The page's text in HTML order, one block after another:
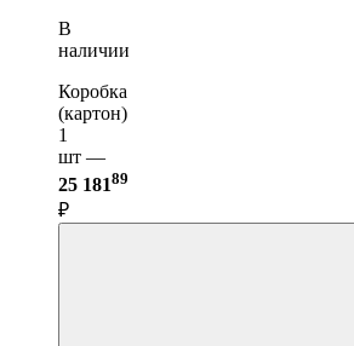
В
наличии
Коробка
(картон)
1
шт —
25 18189
₽